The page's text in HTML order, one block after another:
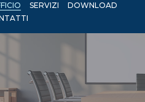
SERVIZI
DOWNLOAD